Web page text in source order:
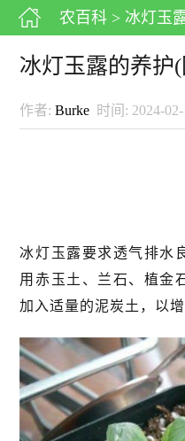
农百科 > 冰灯玉
冰灯玉露的养护
作者:Burke 时间: 2024-
冰灯玉露要求透气排水
用赤玉土、兰石、植金
加入适量的泥炭土，以